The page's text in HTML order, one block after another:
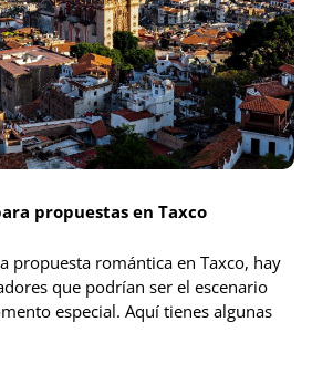
propuestas en Taxco
propuesta romántica en Taxco, hay
que podrían ser el escenario
especial. Aquí tienes algunas